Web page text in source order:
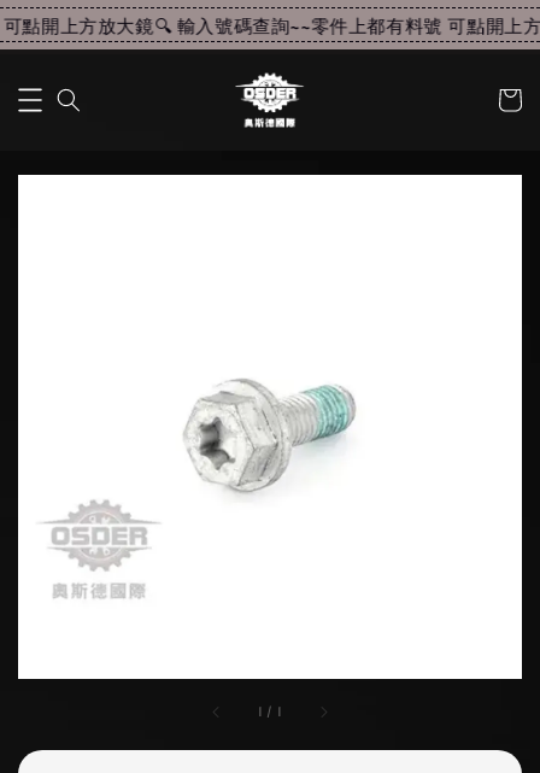
點開上方放大鏡🔍 輸入號碼查詢~~零件上都有料號 可點開上
1 / 1